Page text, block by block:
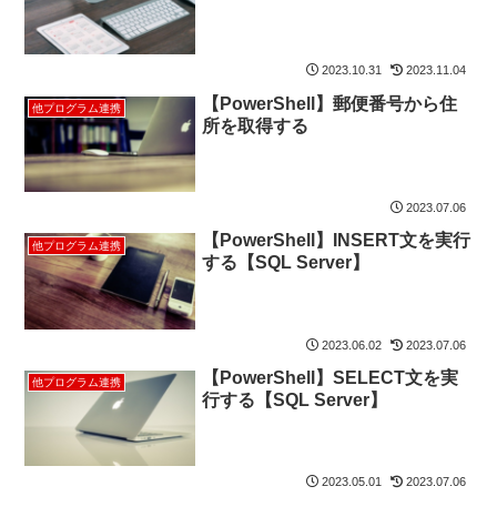
2023.10.31 2023.11.04
他プログラム連携
【PowerShell】郵便番号から住
所を取得する
2023.07.06
他プログラム連携
【PowerShell】INSERT文を実行
する【SQL Server】
2023.06.02 2023.07.06
他プログラム連携
【PowerShell】SELECT文を実
行する【SQL Server】
2023.05.01 2023.07.06